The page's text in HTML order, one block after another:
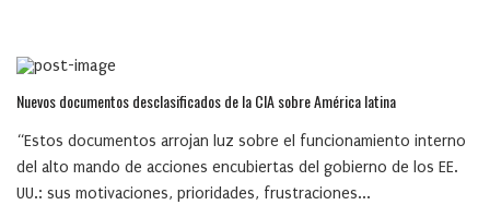
Nuevos documentos desclasificados de la CIA sobre América latina
“Estos documentos arrojan luz sobre el funcionamiento interno
del alto mando de acciones encubiertas del gobierno de los EE.
UU.: sus motivaciones, prioridades, frustraciones...